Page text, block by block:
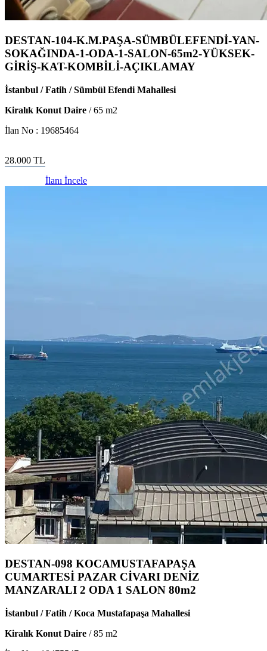
DESTAN-104-K.M.PAŞA-SÜMBÜLEFENDİ-YAN-
SOKAĞINDA-1-ODA-1-SALON-65m2-YÜKSEK-
GİRİŞ-KAT-KOMBİLİ-AÇIKLAMAY
İstanbul / Fatih / Sümbül Efendi Mahallesi
Kiralık Konut Daire /65 m2
İlan No : 19685464
28.000 TL
İlanı İncele
DESTAN-098 KOCAMUSTAFAPAŞA
CUMARTESİ PAZAR CİVARI DENİZ
MANZARALI 2 ODA 1 SALON 80m2
İstanbul / Fatih / Koca Mustafapaşa Mahallesi
Kiralık Konut Daire /85 m2